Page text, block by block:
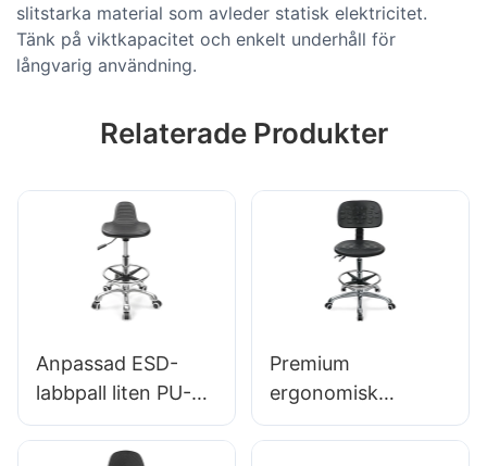
slitstarka material som avleder statisk elektricitet.
Tänk på viktkapacitet och enkelt underhåll för
långvarig användning.
Relaterade Produkter
Anpassad ESD-
labbpall liten PU-
säte justerbar höjd
& 5-stjärnig bas för
Premium
ergonomisk
snurrstol Ic027